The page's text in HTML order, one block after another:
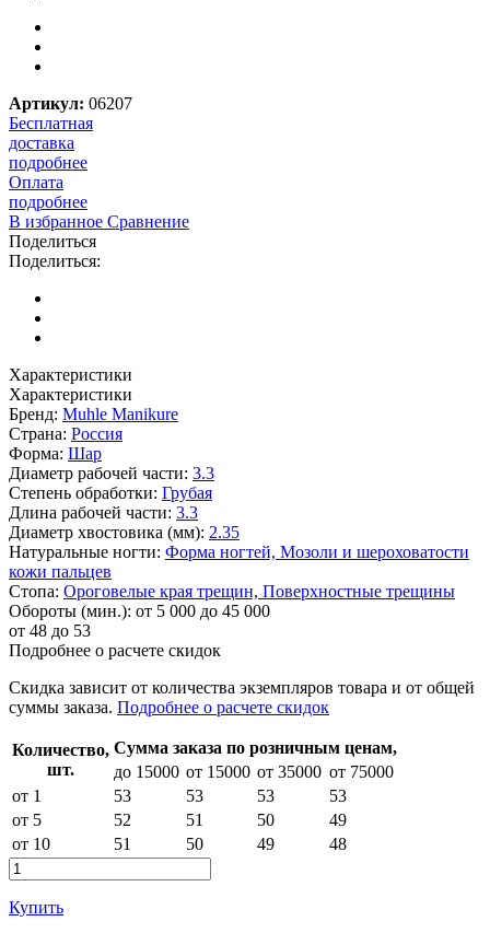
Артикул: 06207
Бесплатная
доставка
подробнее
Оплата
подробнее
В избранное Сравнение
Поделиться
Поделиться:
Характеристики
Характеристики
Бренд: Muhle Manikure
Страна: Россия
Форма: Шар
Диаметр рабочей части: 3.3
Степень обработки: Грубая
Длина рабочей части: 3.3
Диаметр хвостовика (мм): 2.35
Натуральные ногти: Форма ногтей, Мозоли и шероховатости
кожи пальцев
Стопа: Ороговелые края трещин, Поверхностные трещины
Обороты (мин.): от 5 000 до 45 000
от 48 до 53
Подробнее о расчете скидок
Скидка зависит от количества экземпляров товара и от общей
суммы заказа. Подробнее о расчете скидок
Количество,
шт.
Сумма заказа по розничным ценам,
до 15000 от 15000 от 35000 от 75000
от 1
53 53 53
53
от 5
52 51 50
49
от 10
51 50 49 48
Купить